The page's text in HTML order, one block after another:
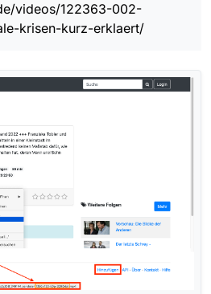
videos/122363-002-
krisen-kurz-erklaert/